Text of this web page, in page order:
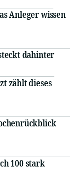
Anleger wissen
dahinter
zählt dieses
100 stark